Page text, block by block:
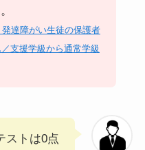
達障がい生徒の保護者
支援学級から通常学級
ストは0点